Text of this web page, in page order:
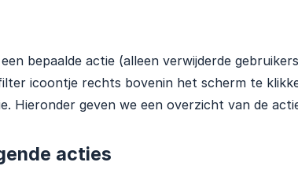
bepaalde actie (alleen verwijderde
icoontje rechts bovenin het scherm te
Hieronder geven we een overzicht van de
acties